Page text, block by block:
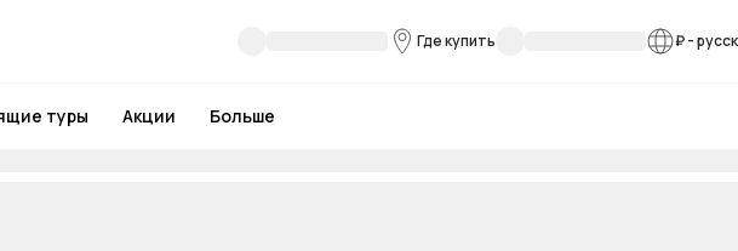
Где купить ₽-
туры Акции Больше